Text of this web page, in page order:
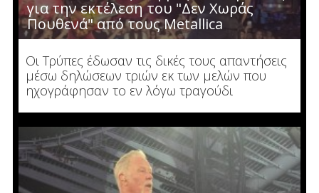
για την εκτέλεση του "Δεν Χωράς
Πουθενά" από τους Metallica
Οι Τρύπες έδωσαν τις δικές τους απαντήσεις
μέσω δηλώσεων τριών εκ των μελών που
ηχογράφησαν το εν λόγω τραγούδι